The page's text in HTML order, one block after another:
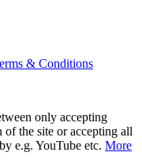
& Conditions
only accepting
of the site or accepting all
e.g. YouTube etc. More